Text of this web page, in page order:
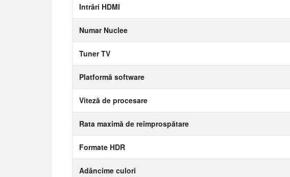
Intrări HDMI
Numar Nuclee
Tuner TV
Platformă software
Viteză de procesare
Rata maximă de reîmprospătare
Formate HDR
Adâncime culori